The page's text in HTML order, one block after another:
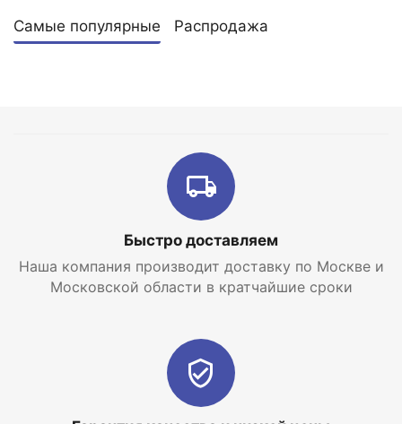
Самые популярные Распродажа
Быстро доставляем
Наша компания производит доставку по Москве и
Московской области в кратчайшие сроки